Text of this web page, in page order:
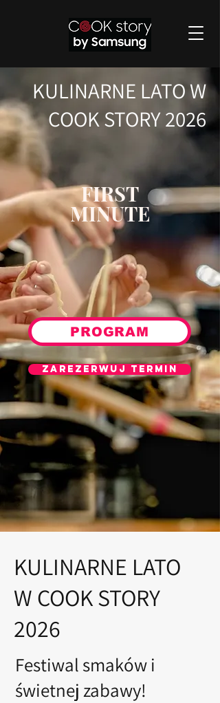
KULINARNE LATO W
COOK STORY 2026
PROGRAM
FIRST
MINUTE
Zarezerwuj termin
KULINARNE LATO
W COOK STORY
2026
Festiwal smaków i
świetnej zabawy!